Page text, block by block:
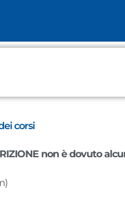
corsi
non è dovuto